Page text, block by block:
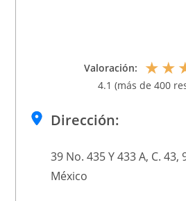
Valoración: ★★
4.1 (más de 400
Dirección:
39 No. 435 Y 433 A, C.
México